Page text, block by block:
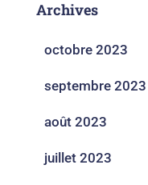
Archives
octobre 2023
septembre 2023
août 2023
juillet 2023